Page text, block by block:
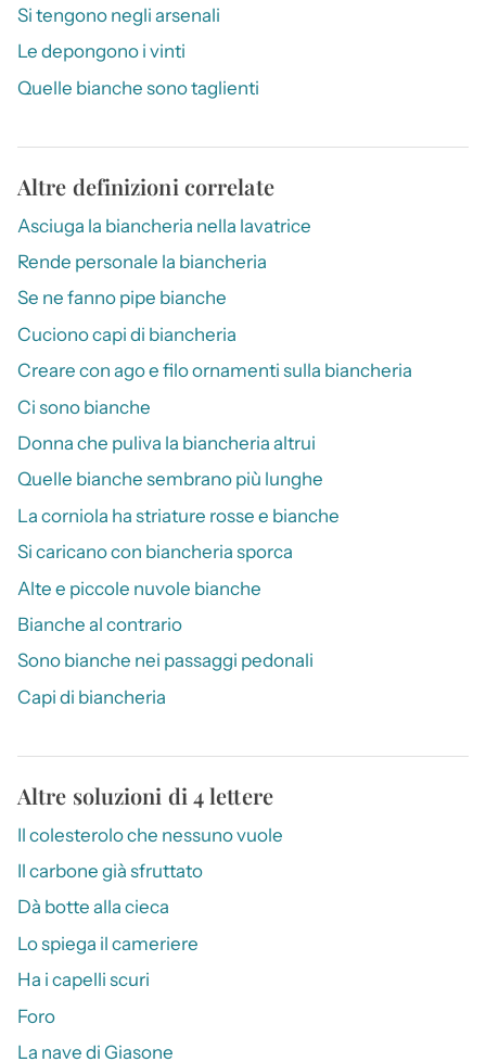
Si tengono negli arsenali
Le depongono i vinti
Quelle bianche sono taglienti
Altre definizioni correlate
Asciuga la biancheria nella lavatrice
Rende personale la biancheria
Se ne fanno pipe bianche
Cuciono capi di biancheria
Creare con ago e filo ornamenti sulla biancheria
Ci sono bianche
Donna che puliva la biancheria altrui
Quelle bianche sembrano più lunghe
La corniola ha striature rosse e bianche
Si caricano con biancheria sporca
Alte e piccole nuvole bianche
Bianche al contrario
Sono bianche nei passaggi pedonali
Capi di biancheria
Altre soluzioni di 4 lettere
Il colesterolo che nessuno vuole
Il carbone già sfruttato
Dà botte alla cieca
Lo spiega il cameriere
Ha i capelli scuri
Foro
La nave di Giasone